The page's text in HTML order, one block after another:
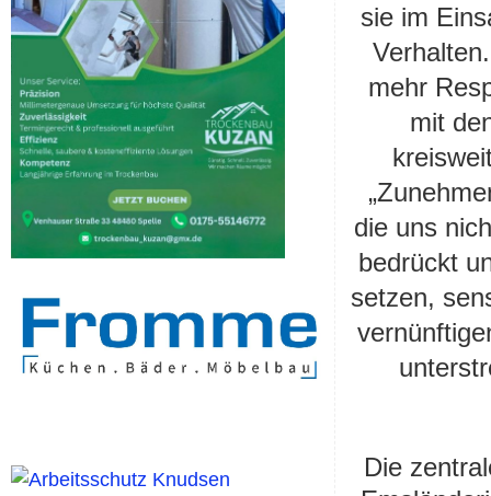
sie im
mehr
mit
„
die uns
bedrückt
setzen,
Die zentra